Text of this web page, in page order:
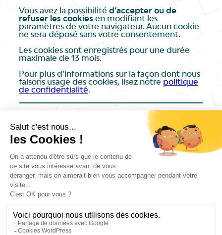
Vous avez la possibilité d’accepter ou de
refuser les cookies en modifiant les
paramètres de votre navigateur. Aucun cookie
ne sera déposé sans votre consentement.
Les cookies sont enregistrés pour une durée
maximale de 13 mois.
Pour plus d’informations sur la façon dont nous
faisons usage des cookies, lisez notre politique
de confidentialité.
6 – Droit applicable et attribution de
juridiction.
Tout litige en relation avec l’utilisation du
présent site est soumis au droit français. En
dehors des cas où la loi ne le permet pas, il est
fait attribution exclusive de juridiction aux
tribunaux compétents de